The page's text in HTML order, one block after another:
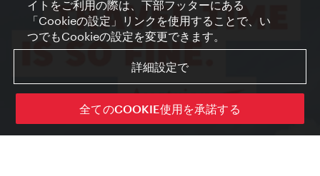
イトをご利用の際は、下部フッターにある
「Cookieの設定」リンクを使用することで、い
つでもCookieの設定を変更できます。
詳細設定で
全てのCOOKIE使用を承諾する